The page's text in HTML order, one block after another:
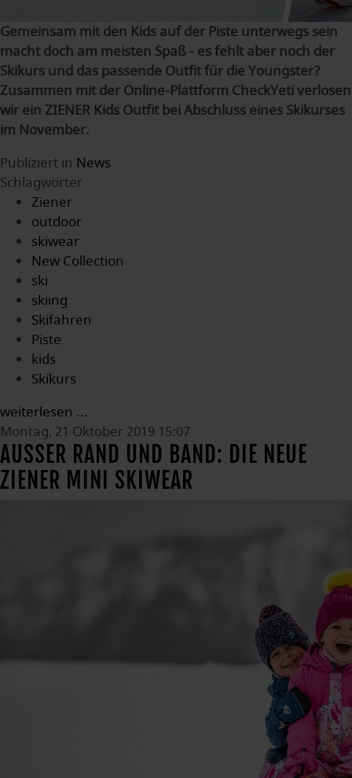
Gemeinsam mit den Kids auf der Piste unterwegs sein
macht doch am meisten Spaß - es fehlt aber noch der
Skikurs und das passende Outfit für die Youngster?
Zusammen mit der Online-Plattform CheckYeti verlosen
wir ein ZIENER Kids Outfit bei Abschluss eines Skikurses
im November.
Publiziert in News
Schlagwörter
Ziener
outdoor
skiwear
New Collection
ski
skiing
Skifahren
Piste
kids
Skikurs
weiterlesen ...
Montag, 21 Oktober 2019 15:07
AUSSER RAND UND BAND: DIE NEUE Z
IENER MINI SKIWEAR